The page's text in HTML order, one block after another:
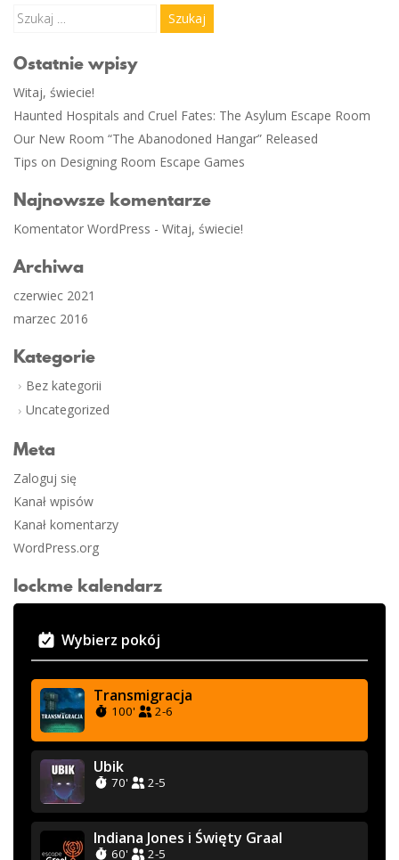
Szukaj:
Ostatnie wpisy
Witaj, świecie!
Haunted Hospitals and Cruel Fates: The Asylum Escape Room
Our New Room “The Abanodoned Hangar” Released
Tips on Designing Room Escape Games
Najnowsze komentarze
Komentator WordPress - Witaj, świecie!
Archiwa
czerwiec 2021
marzec 2016
Kategorie
Bez kategorii
Uncategorized
Meta
Zaloguj się
Kanał wpisów
Kanał komentarzy
WordPress.org
lockme kalendarz